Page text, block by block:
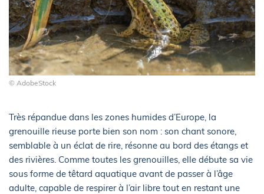
© AdobeStock
Très répandue dans les zones humides d’Europe, la
grenouille rieuse porte bien son nom : son chant sonore,
semblable à un éclat de rire, résonne au bord des étangs et
des rivières. Comme toutes les grenouilles, elle débute sa vie
sous forme de têtard aquatique avant de passer à l’âge
adulte, capable de respirer à l’air libre tout en restant une